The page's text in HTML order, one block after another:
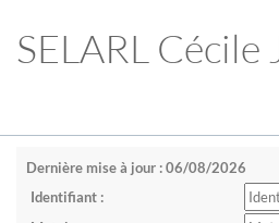
SELARL Cécile
Dernière mise à jour : 06/08/2026
Identifiant :